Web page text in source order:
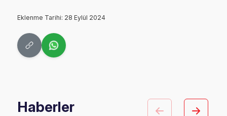
Eklenme Tarihi: 28 Eylül 2024
Haberler